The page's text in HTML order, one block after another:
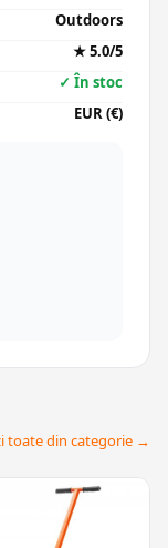
Outdoors
★ 5.0/5
✓ În stoc
EUR (€)
toate din categorie →